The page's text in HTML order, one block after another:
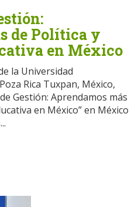
de Política y
en México
la Universidad
Rica Tuxpan, México,
Gestión: Aprendamos más
en México” en México